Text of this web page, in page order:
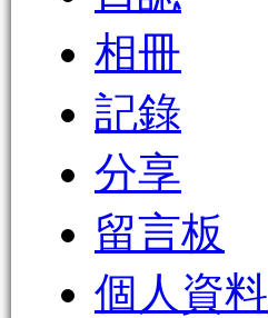
相冊
記錄
分享
留言板
個人資料